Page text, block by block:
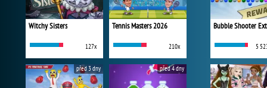
Witchy Sisters
127x
Tennis Masters 2026
210x
před 3 dny před 4 dny
Bubble Shooter
5